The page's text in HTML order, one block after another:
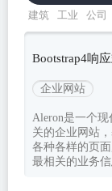
建筑 工业 公司
Bootstrap4响
企业网站
Aleron是一个
关的企业网站
各种各样的页
最相关的业务信